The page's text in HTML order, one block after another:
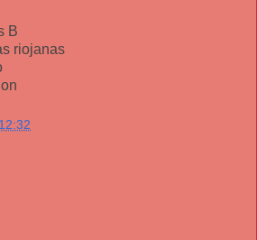
B
riojanas
12:32